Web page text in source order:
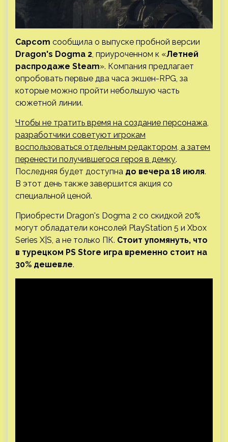
Capcom сообщила о выпуске пробной версии
Dragon's Dogma 2, приуроченном к «Летней
распродаже Steam». Компания предлагает
опробовать первые два часа экшен-RPG, за
которые можно пройти небольшую часть
сюжетной линии.
Чтобы не тратить время на создание персонажа,
разработчики советуют игрокам
воспользоваться отдельным редактором, а затем
перенести получившегося героя в демку.
Последняя будет доступна до вечера 18 июля.
В этот день также завершится акция со
специальной ценой.
Приобрести Dragon's Dogma 2 со скидкой 20%
могут обладатели консолей PlayStation 5 и Xbox
Series X|S, а не только ПК. Стоит упомянуть, что
в турецком PS Store игра временно стоит на
30% дешевле.